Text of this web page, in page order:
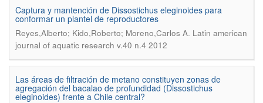
Captura y mantención de Dissostichus eleginoides para
conformar un plantel de reproductores
Reyes,Alberto; Kido,Roberto; Moreno,Carlos A. Latin american
journal of aquatic research v.40 n.4 2012
Las áreas de filtración de metano constituyen zonas de
agregación del bacalao de profundidad (Dissostichus
eleginoides) frente a Chile central?